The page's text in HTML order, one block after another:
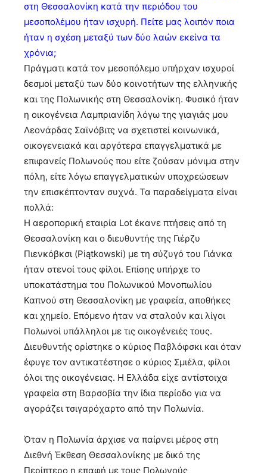
στη Θεσσαλονίκη κατά την περιόδου του
μεσοπολέμου ήταν ισχυρή. Πείτε μας λοιπόν ποια
ήταν η σχέση μεταξύ των δύο λαών εκείνα τα
χρόνια;
Πράγματι κατά τον μεσοπόλεμο υπήρχαν ισχυροί
δεσμοί μεταξύ των δύο κοινοτήτων της ελληνικής
και της Πολωνικής στη Θεσσαλονίκη. Φυσικό ήταν
η οικογένεια Λαμπριανίδη λόγω της γιαγιάς μου
Λεονάρδας Σαϊνόβιτς να σχετιστεί κοινωνικά,
οικογενειακά και αργότερα επαγγελματικά με
επιφανείς Πολωνούς που είτε ζούσαν μόνιμα στην
πόλη, είτε λόγω επαγγελματικών υποχρεώσεων
την επισκέπτονταν συχνά. Τα παραδείγματα είναι
πολλά:
H αεροπορική εταιρία Lot έκανε πτήσεις από τη
Θεσσαλονίκη και ο διευθυντής της Γιέρζυ
Πιενκόβκσι (Piątkowski) με τη σύζυγό του Γιάνκα
ήταν στενοί τους φίλοι. Επίσης υπήρχε το
υποκατάστημα του Πολωνικού Μονοπωλίου
Καπνού στη Θεσσαλονίκη με γραφεία, αποθήκες
και χημείο. Επόμενο ήταν να σταλούν και λίγοι
Πολωνοί υπάλληλοι με τις οικογένειές τους.
Διευθυντής ορίστηκε ο κύριος Παβλόφσκι και όταν
έφυγε τον αντικατέστησε ο κύριος Σμιέλα, φίλοι
όλοι της οικογένειας. Η Ελλάδα είχε αντίστοιχα
γραφεία στη Βαρσοβία την ίδια περίοδο για να
αγοράζει τσιγαρόχαρτο από την Πολωνία.
Όταν η Πολωνία άρχισε να παίρνει μέρος στη
Διεθνή Έκθεση Θεσσαλονίκης με δικό της
Περίπτερο η επαφή με τους Πολωνούς